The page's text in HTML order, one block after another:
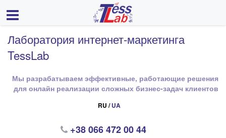
Лаборатория интернет-маркетинга
TessLab
Мы разрабатываем эффективные, работающие решения
для онлайн реализации сложных бизнес-задач клиентов
RU /UA
+38 066 472 00 44